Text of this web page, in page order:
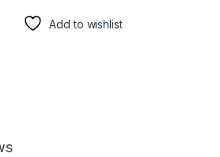
Add to wishlist